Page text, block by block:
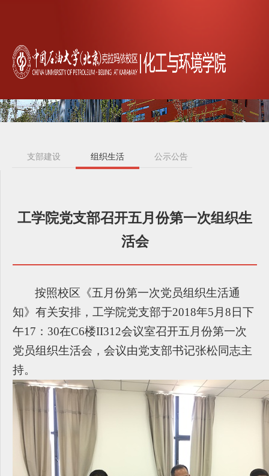
支部建设 组织生活 公示公告
工学院党支部召开五月份第一次组织生
活会
按照校区《五月份第一次党员组织生活通
知》有关安排，工学院党支部于2018年5月8日下
午17：30在C6楼II312会议室召开五月份第一次
党员组织生活会，会议由党支部书记张松同志主
持。